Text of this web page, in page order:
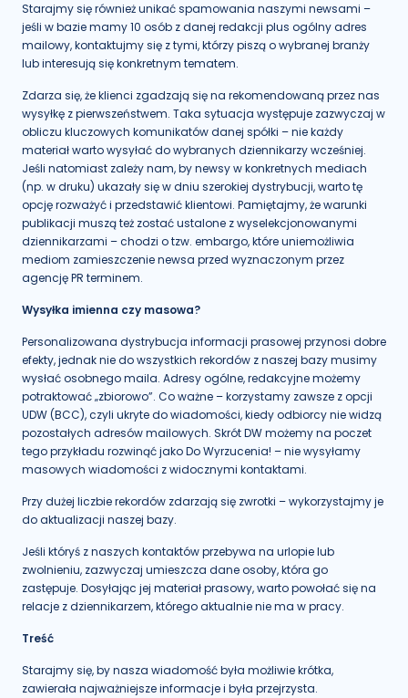
Starajmy się również unikać spamowania naszymi newsami –
jeśli w bazie mamy 10 osób z danej redakcji plus ogólny adres
mailowy, kontaktujmy się z tymi, którzy piszą o wybranej branży
lub interesują się konkretnym tematem.
Zdarza się, że klienci zgadzają się na rekomendowaną przez nas
wysyłkę z pierwszeństwem. Taka sytuacja występuje zazwyczaj w
obliczu kluczowych komunikatów danej spółki – nie każdy
materiał warto wysyłać do wybranych dziennikarzy wcześniej.
Jeśli natomiast zależy nam, by newsy w konkretnych mediach
(np. w druku) ukazały się w dniu szerokiej dystrybucji, warto tę
opcję rozważyć i przedstawić klientowi. Pamiętajmy, że warunki
publikacji muszą też zostać ustalone z wyselekcjonowanymi
dziennikarzami – chodzi o tzw. embargo, które uniemożliwia
mediom zamieszczenie newsa przed wyznaczonym przez
agencję PR terminem.
Wysyłka imienna czy masowa?
Personalizowana dystrybucja informacji prasowej przynosi dobre
efekty, jednak nie do wszystkich rekordów z naszej bazy musimy
wysłać osobnego maila. Adresy ogólne, redakcyjne możemy
potraktować „zbiorowo”. Co ważne – korzystamy zawsze z opcji
UDW (BCC), czyli ukryte do wiadomości, kiedy odbiorcy nie widzą
pozostałych adresów mailowych. Skrót DW możemy na poczet
tego przykładu rozwinąć jako Do Wyrzucenia! – nie wysyłamy
masowych wiadomości z widocznymi kontaktami.
Przy dużej liczbie rekordów zdarzają się zwrotki – wykorzystajmy je
do aktualizacji naszej bazy.
Jeśli któryś z naszych kontaktów przebywa na urlopie lub
zwolnieniu, zazwyczaj umieszcza dane osoby, która go
zastępuje. Dosyłając jej materiał prasowy, warto powołać się na
relacje z dziennikarzem, którego aktualnie nie ma w pracy.
Treść
Starajmy się, by nasza wiadomość była możliwie krótka,
zawierała najważniejsze informacje i była przejrzysta.